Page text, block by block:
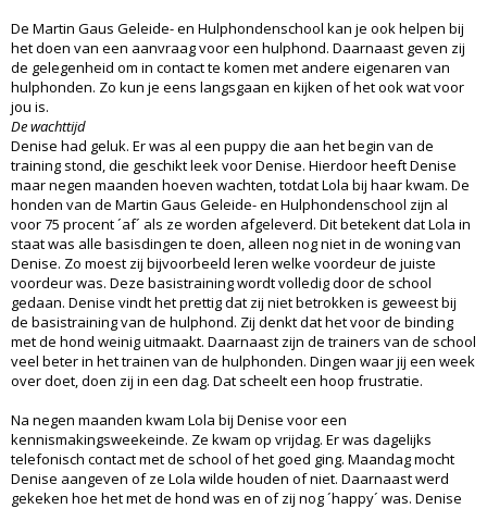
De Martin Gaus Geleide- en Hulphondenschool kan je ook helpen bij
het doen van een aanvraag voor een hulphond. Daarnaast geven zij
de gelegenheid om in contact te komen met andere eigenaren van
hulphonden. Zo kun je eens langsgaan en kijken of het ook wat voor
jou is.
De wachttijd
Denise had geluk. Er was al een puppy die aan het begin van de
training stond, die geschikt leek voor Denise. Hierdoor heeft Denise
maar negen maanden hoeven wachten, totdat Lola bij haar kwam. De
honden van de Martin Gaus Geleide- en Hulphondenschool zijn al
voor 75 procent ´af´ als ze worden afgeleverd. Dit betekent dat Lola in
staat was alle basisdingen te doen, alleen nog niet in de woning van
Denise. Zo moest zij bijvoorbeeld leren welke voordeur de juiste
voordeur was. Deze basistraining wordt volledig door de school
gedaan. Denise vindt het prettig dat zij niet betrokken is geweest bij
de basistraining van de hulphond. Zij denkt dat het voor de binding
met de hond weinig uitmaakt. Daarnaast zijn de trainers van de school
veel beter in het trainen van de hulphonden. Dingen waar jij een week
over doet, doen zij in een dag. Dat scheelt een hoop frustratie.
Na negen maanden kwam Lola bij Denise voor een
kennismakingsweekeinde. Ze kwam op vrijdag. Er was dagelijks
telefonisch contact met de school of het goed ging. Maandag mocht
Denise aangeven of ze Lola wilde houden of niet. Daarnaast werd
gekeken hoe het met de hond was en of zij nog ´happy´ was. Denise